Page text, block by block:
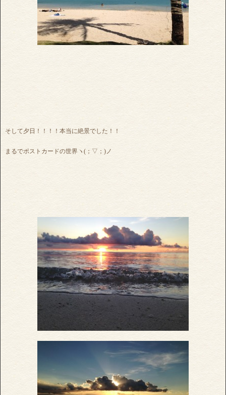
そして夕日！！！！本当に絶景でした！！
まるでポストカードの世界ヽ(；▽；)ノ